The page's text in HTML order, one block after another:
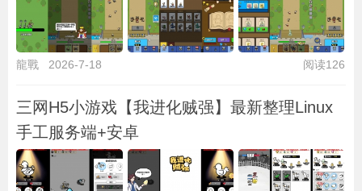
龍戰 2026-7-18 阅读126
三网H5小游戏【我进化贼强】最新整理Linux
手工服务端+安卓